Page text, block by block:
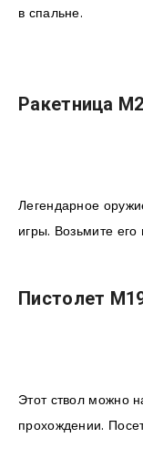
в спальне.
Ракетница
Легендарное
игры. Возьмите
Пистолет
Этот ствол можно
прохождении.